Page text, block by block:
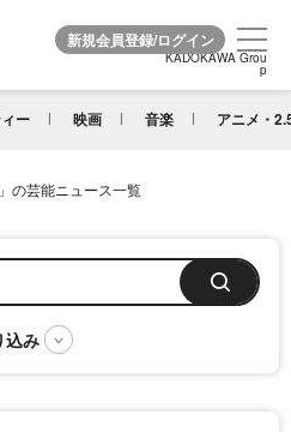
KADOKAWA Grou
p
ー 映画 音楽 アニメ・
KADOKAWA Grou
p
の芸能ニュース一覧